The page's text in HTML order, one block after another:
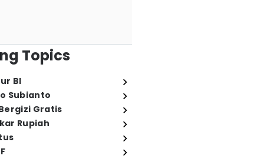
Topics
BI
Subianto
Gratis
Rupiah